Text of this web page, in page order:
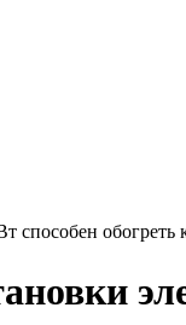
обогреть